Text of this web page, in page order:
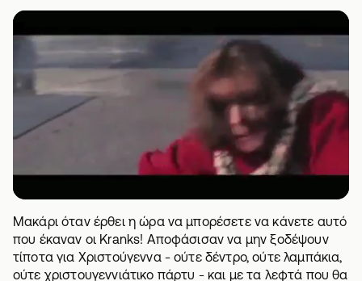
Μακάρι όταν έρθει η ώρα να μπορέσετε να κάνετε αυτό
που έκαναν οι Kranks! Αποφάσισαν να μην ξοδέψουν
τίποτα για Χριστούγεννα - ούτε δέντρο, ούτε λαμπάκια,
ούτε χριστουγεννιάτικο πάρτυ - και με τα λεφτά που θα